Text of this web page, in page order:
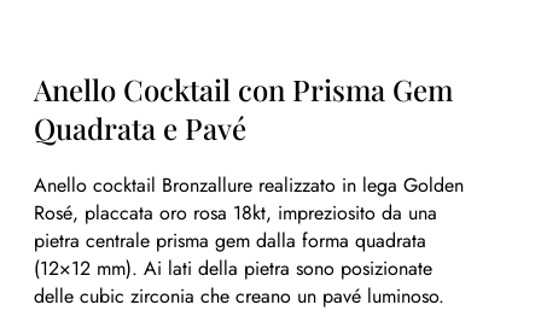
Anello Cocktail con Prisma Gem
Quadrata e Pavé
Anello cocktail Bronzallure realizzato in lega Golden
Rosé, placcata oro rosa 18kt, impreziosito da una
pietra centrale prisma gem dalla forma quadrata
(12×12 mm). Ai lati della pietra sono posizionate
delle cubic zirconia che creano un pavé luminoso.